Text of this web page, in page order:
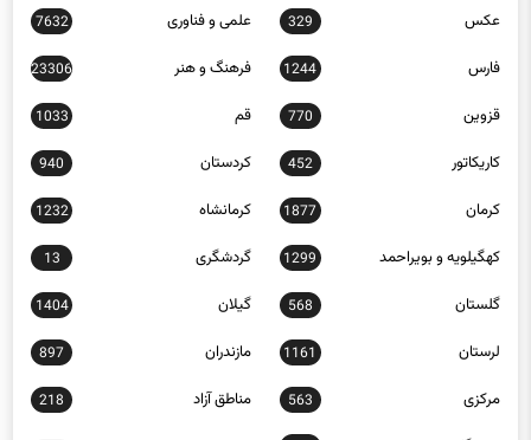
فارس 1244 فرهنگ و هنر 23306
قزوین 770 قم 1033
کاریکاتور 452 کردستان 940
کرمان 1877 کرمانشاه 1232
کهگیلویه و بویراحمد 1299 گردشگری 13
گلستان 568 گیلان 1404
لرستان 1161 مازندران 897
مرکزی 563 مناطق آزاد 218
هرمزگان 1345
256